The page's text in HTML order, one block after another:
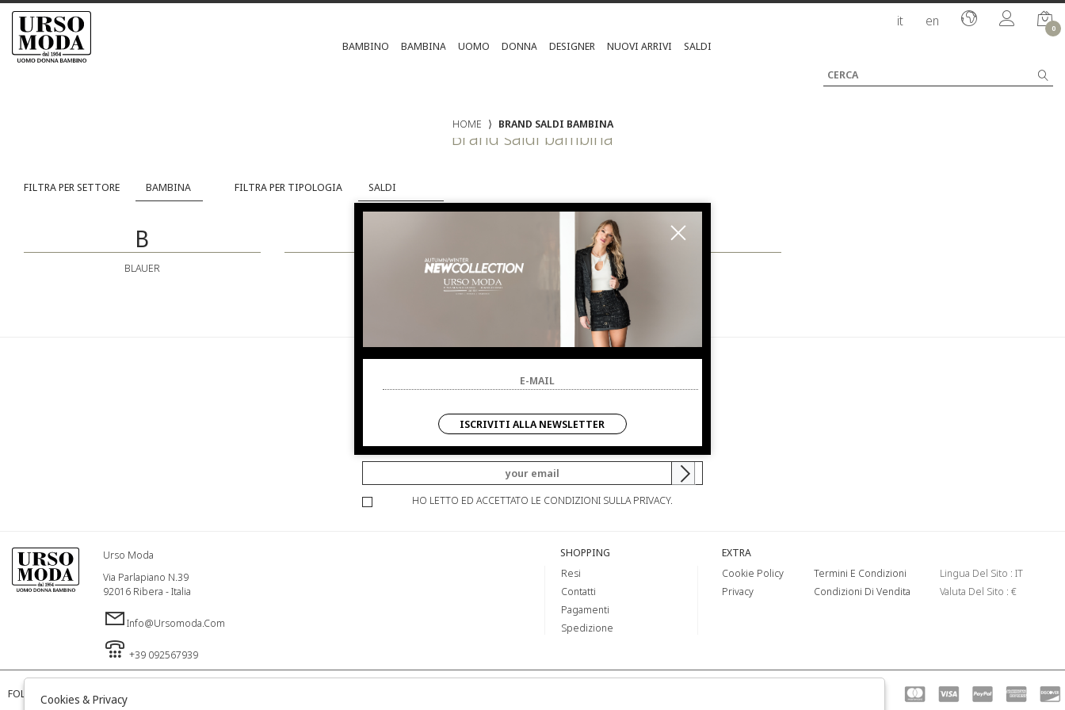
it en 0
BAMBINO BAMBINA UOMO DONNA DESIGNER NUOVI ARRIVI SALDI
HOME ⟩ BRAND SALDI BAMBINA
Brand saldi bambina
FILTRA PER SETTORE FILTRA PER TIPOLOGIA
B
BLAUER
M
ISCRIVITI ALLA
NEWSLETTER
HO LETTO ED ACCETTATO LE CONDIZIONI SULLA PRIVACY.
Urso Moda
Via Parlapiano N.39
92016 Ribera - Italia
Info@ursomoda.com
+39 092567939
SHOPPING
Resi
Contatti
Pagamenti
Spedizione
EXTRA
Cookie Policy
Privacy
Termini E Condizioni
Condizioni Di Vendita
Lingua Del Sito : IT
Valuta Del Sito : €
FOLLOW US
ISCRIVITI ALLA NEWSLETTER
Cookies & Privacy